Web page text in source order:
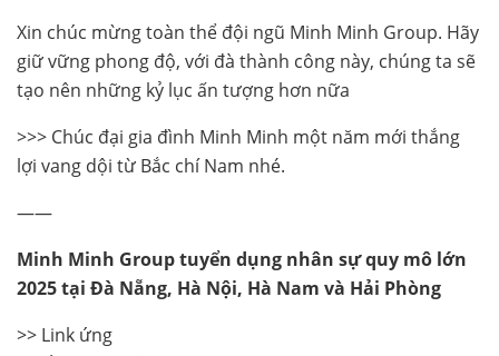
Xin chúc mừng toàn thể đội ngũ Minh Minh Group. Hãy
giữ vững phong độ, với đà thành công này, chúng ta sẽ
tạo nên những kỷ lục ấn tượng hơn nữa
>>> Chúc đại gia đình Minh Minh một năm mới thắng
lợi vang dội từ Bắc chí Nam nhé.
——
Minh Minh Group tuyển dụng nhân sự quy mô lớn
2025 tại Đà Nẵng, Hà Nội, Hà Nam và Hải Phòng
>> Link ứng